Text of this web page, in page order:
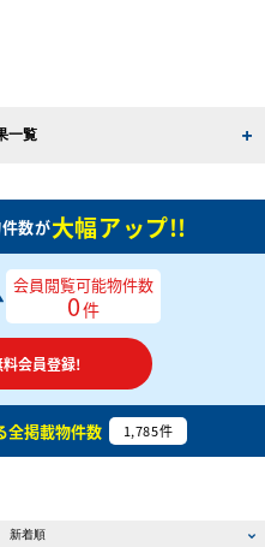
一覧
数が大幅アップ!!
会員閲覧可能物件数
0件
会員登録!
全掲載物件数 1,785件